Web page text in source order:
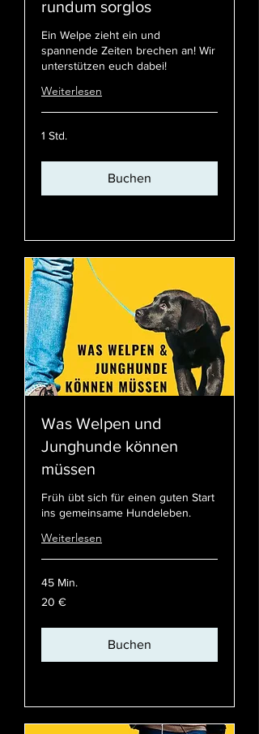
rundum sorglos
Ein Welpe zieht ein und
spannende Zeiten brechen an! Wir
unterstützen euch dabei!
Weiterlesen
1 Std.
Buchen
Was Welpen und
Junghunde können
müssen
Früh übt sich für einen guten Start
ins gemeinsame Hundeleben.
Weiterlesen
45 Min.
20
Euro
20 €
Buchen